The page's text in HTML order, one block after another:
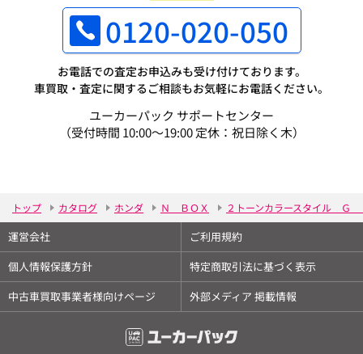
0120-020-050
お電話での査定お申込みも受け付けております。
車買取・査定に関するご相談もお気軽にお電話ください。
ユーカーパック サポートセンター
（受付時間 10:00～19:00 定休：祝日除く木）
トップ カタログ ホンダ Ｎ ＢＯＸ ２トーンカラースタイル Ｇ
運営会社
ご利用規約
個人情報保護方針
特定商取引法に基づく表示
中古車買取事業者様向けページ
外部メディア 掲載情報